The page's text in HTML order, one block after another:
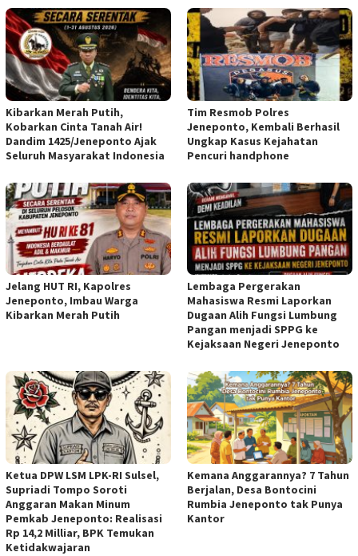
Kibarkan Merah Putih,
Kobarkan Cinta Tanah Air!
Dandim 1425/Jeneponto Ajak
Seluruh Masyarakat Indonesia
Tim Resmob Polres
Jeneponto, Kembali Berhasil
Ungkap Kasus Kejahatan
Pencuri handphone
Jelang HUT RI, Kapolres
Jeneponto, Imbau Warga
Kibarkan Merah Putih
Lembaga Pergerakan
Mahasiswa Resmi Laporkan
Dugaan Alih Fungsi Lumbung
Pangan menjadi SPPG ke
Kejaksaan Negeri Jeneponto
Ketua DPW LSM LPK-RI Sulsel,
Supriadi Tompo Soroti
Anggaran Makan Minum
Pemkab Jeneponto: Realisasi
Rp 14,2 Milliar, BPK Temukan
Ketidakwajaran
Kemana Anggarannya? 7 Tahun
Berjalan, Desa Bontocini
Rumbia Jeneponto tak Punya
Kantor